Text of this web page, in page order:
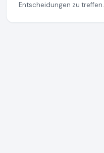
Entscheidungen zu treffen.